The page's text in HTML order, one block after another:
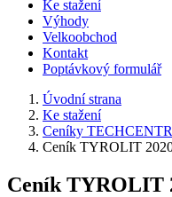
Ke stažení
Výhody
Velkoobchod
Kontakt
Poptávkový formulář
Úvodní strana
Ke stažení
Ceníky
Ceník TYROLIT 2020
Ceník TYROLIT